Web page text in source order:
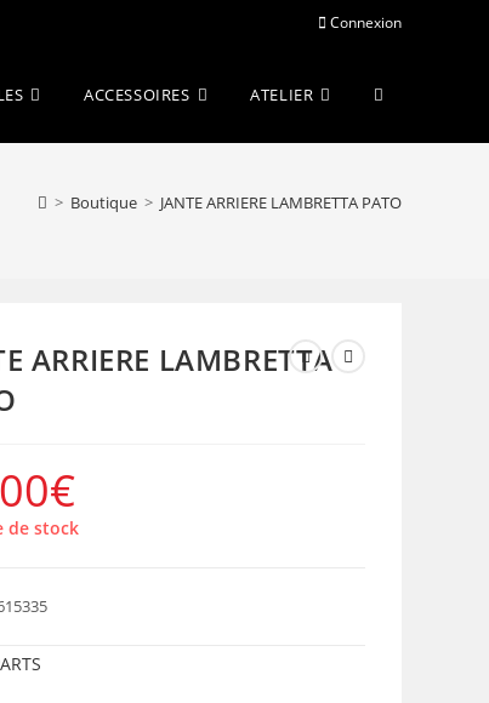
Connexion
ACCESSOIRES ATELIER Toggle
> Boutique > JANTE ARRIERE LAMBRETTA PATO
ARRIERE LAMBRETTA
€
de stock